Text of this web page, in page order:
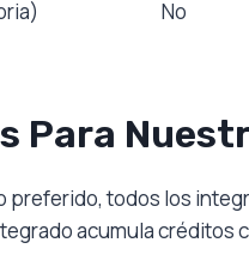
No
Para
preferido, todos los
acumula